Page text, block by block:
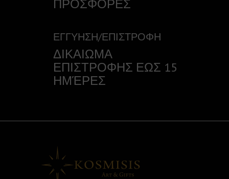
ΠΡΟΣΦΟΡΕΣ
ΕΓΓΥΗΣΗ/ΕΠΙΣΤΡΟΦΗ
ΔΙΚΑΙΩΜΑ
ΕΠΙΣΤΡΟΦΗΣ ΕΩΣ 15
ΗΜΈΡΕΣ